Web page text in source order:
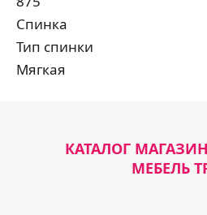
Спинка
Тип спинки
Мягкая
КАТАЛОГ
МЕБЕЛЬ